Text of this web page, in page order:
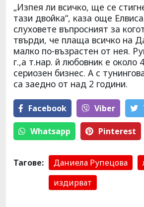
„Изпея ли всичко, ще се
тази двойка“, каза още
слуховете въпросният за
твърди, че плаща всичко на
малко по-възрастен от нея.
г.,а т.нар. й любовник е около
сериозен бизнес. А с
са заедно от над 2 години.
Facebook Viber
Whatsapp Pinterest
Тагове: Даниела Рупецова
издирват